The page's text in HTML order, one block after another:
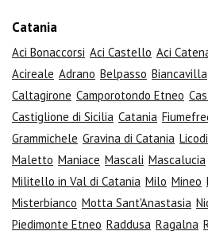
Catania
Aci Bonaccorsi Aci Castello Aci
Acireale Adrano Belpasso Biancavilla
Caltagirone Camporotondo Etneo
Castiglione di Sicilia Catania
Grammichele Gravina di Catania
Maletto Maniace Mascali Mascalucia
Militello in Val di Catania Milo Mineo
Misterbianco Motta Sant'Anastasia
Piedimonte Etneo Raddusa Ragalna